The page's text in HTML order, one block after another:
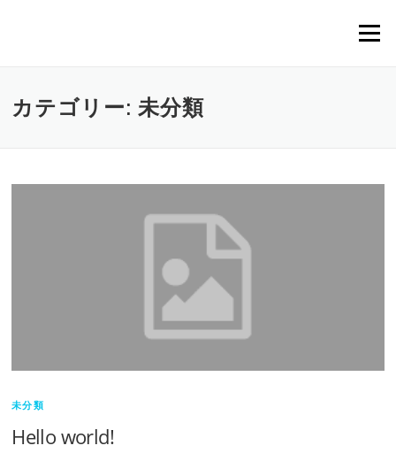
メニュー
カテゴリー: 未分類
未分類
Hello world!